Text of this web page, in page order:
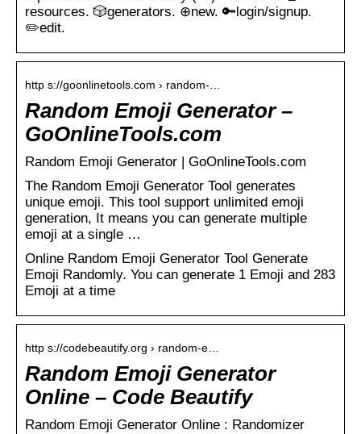
resources. 🎲︎generators. ⊕︎new. 🔑︎login/signup.
✏️︎edit.
http s://goonlinetools.com › random-…
Random Emoji Generator –
GoOnlineTools.com
Random Emoji Generator | GoOnlineTools.com
The Random Emoji Generator Tool generates
unique emoji. This tool support unlimited emoji
generation, It means you can generate multiple
emoji at a single …
Online Random Emoji Generator Tool Generate
Emoji Randomly. You can generate 1 Emoji and 283
Emoji at a time
http s://codebeautify.org › random-e…
Random Emoji Generator
Online – Code Beautify
Random Emoji Generator Online : Randomizer